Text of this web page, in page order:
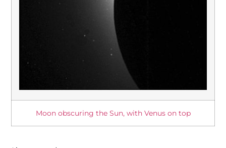
Moon obscuring the Sun, with Venus on top